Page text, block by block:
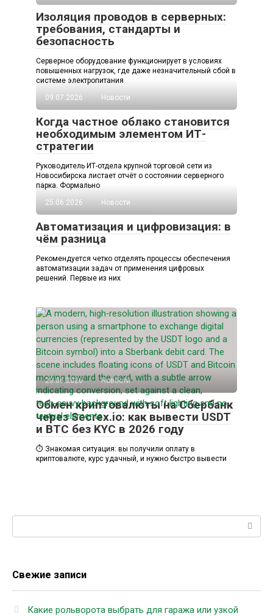
Изоляция проводов в серверных:
требования, стандарты и
безопасность
Серверное оборудование функционирует в условиях
повышенных нагрузок, где даже незначительный сбой в
системе электропитания
09.07.2026
Новости
Когда частное облако становится
необходимым элементом ИТ-
стратегии
Руководитель ИТ-отдела крупной торговой сети из
Новосибирска листает отчёт о состоянии серверного
парка. Формально
25.06.2026
Новости
Автоматизация и цифровизация: в
чём разница
Рекомендуется четко отделять процессы обеспечения
автоматизации задач от применения цифровых
решений. Первые из них
23.06.2026 Новости
Обмен криптовалюты на Сбербанк
через Secrex.io: как вывести USDT
и BTC без KYC в 2026 году
⏱️ Знакомая ситуация: вы получили оплату в
криптовалюте, курс удачный, и нужно быстро вывести
Свежие записи
Какие рольворота выбрать для гаража или узкой